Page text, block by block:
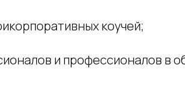
коучей;
и профессионалов в